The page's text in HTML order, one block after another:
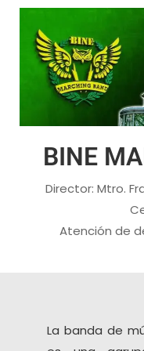
BINE
Director: Mtro.
Atención de
La banda de